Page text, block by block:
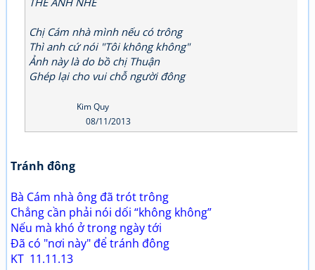
Chị Cám nhà mình nếu có trông
Thì anh cứ nói "Tôi không không"
Ảnh này là do bồ chị Thuận
Ghép lại cho vui chỗ người đông
Kim Quy
08/11/2013
Tránh đông
Bà Cám nhà ông đã trót trông
Chẳng cần phải nói dối “không không”
Nếu mà khó ở trong ngày tới
Đã có "nơi này" để tránh đông
KT 11.11.13